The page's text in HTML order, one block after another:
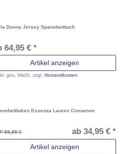
Donna Jersey Spannbetttuch
64,95 € *
Artikel anzeigen
ges. MwSt. zzgl.Versandkosten
Essenza Lauren Cinnamon
59,95 € ab 34,95 € *
Artikel anzeigen